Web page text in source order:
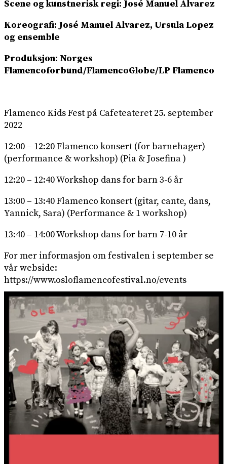
Scene og kunstnerisk regi: José Manuel Alvarez
Koreografi: José Manuel Alvarez, Ursula Lopez
og ensemble
Produksjon: Norges
Flamencoforbund/FlamencoGlobe/LP Flamenco
Flamenco Kids Fest på Cafeteateret 25. september
2022
12:00 – 12:20 Flamenco konsert (for barnehager)
(performance & workshop) (Pia & Josefina )
12:20 – 12:40 Workshop dans for barn 3-6 år
13:00 – 13:40 Flamenco konsert (gitar, cante, dans,
Yannick, Sara) (Performance & 1 workshop)
13:40 – 14:00 Workshop dans for barn 7-10 år
For mer informasjon om festivalen i september se
vår webside:
https://www.osloflamencofestival.no/events